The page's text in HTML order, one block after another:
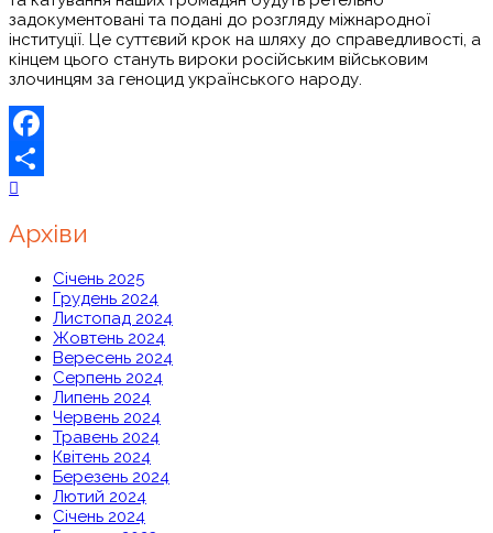
задокументовані та подані до розгляду міжнародної
інституції. Це суттєвий крок на шляху до справедливості, а
кінцем цього стануть вироки російським військовим
злочинцям за геноцид українського народу.
Facebook
Share
Архіви
Січень 2025
Грудень 2024
Листопад 2024
Жовтень 2024
Вересень 2024
Серпень 2024
Липень 2024
Червень 2024
Травень 2024
Квітень 2024
Березень 2024
Лютий 2024
Січень 2024